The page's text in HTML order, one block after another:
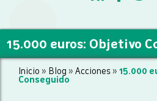
15.000 euros: Objetivo
Inicio » Blog » Acciones » 15.000
Conseguido